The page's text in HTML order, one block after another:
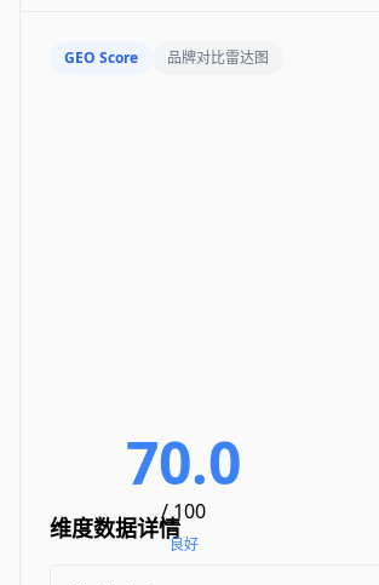
GEO Score 品牌对比雷达图
70.0
/ 100
良好
维度数据详情